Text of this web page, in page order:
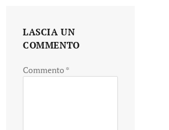
LASCIA UN
COMMENTO
Commento *